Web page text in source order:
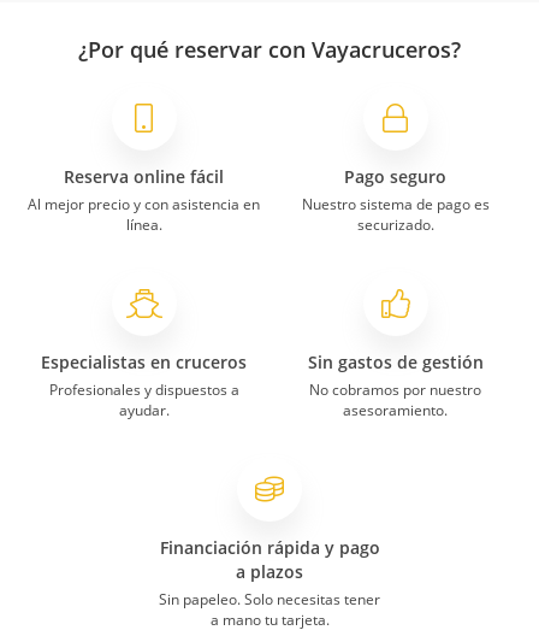
¿Por qué reservar con Vayacruceros?
Reserva online fácil
Al mejor precio y con asistencia en
línea.
Pago seguro
Nuestro sistema de pago es
securizado.
Especialistas en cruceros
Profesionales y dispuestos a
ayudar.
Sin gastos de gestión
No cobramos por nuestro
asesoramiento.
Financiación rápida y pago
a plazos
Sin papeleo. Solo necesitas tener
a mano tu tarjeta.